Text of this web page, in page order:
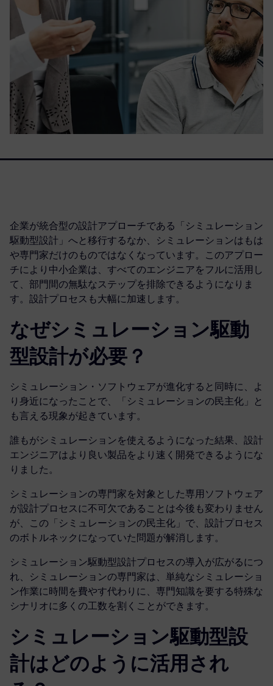
企業が統合型の設計アプローチである「シミュレーション
駆動型設計」へと移行するなか、シミュレーションはもは
や専門家だけのものではなくなっています。このアプロー
チにより中小企業は、すべてのエンジニアをフルに活用し
て、部門間の無駄なステップを排除できるようになりま
す。設計プロセスも大幅に加速します。
なぜシミュレーション駆動
型設計が必要？
シミュレーション・ソフトウェアが進化すると同時に、よ
り身近になったことで、「シミュレーションの民主化」と
も言える現象が起きています。
誰もがシミュレーションを使えるようになった結果、設計
エンジニアはより良い製品をより速く開発できるようにな
りました。
シミュレーションの専門家を対象とした専用ソフトウェア
が設計プロセスに不可欠であることは今後も変わりません
が、この「シミュレーションの民主化」で、設計プロセス
のボトルネックになっていた問題が解消します。
シミュレーション駆動型設計プロセスの導入が広がるにつ
れ、シミュレーションの専門家は、単純なシミュレーショ
ン作業に時間を費やす代わりに、専門知識を要する特殊な
シナリオに多くの工数を割くことができます。
シミュレーション駆動型設
計はどのように活用され